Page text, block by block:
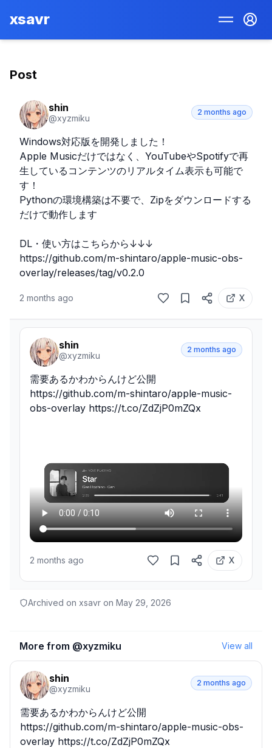
xsavr
Post
shin
@xyzmiku
2 months ago
Windows対応版を開発しました！
Apple Musicだけではなく、YouTubeやSpotifyで再
生しているコンテンツのリアルタイム表示も可能で
す！
Pythonの環境構築は不要で、Zipをダウンロードする
だけで動作します
DL・使い方はこちらから↓↓↓
https://github.com/m-shintaro/apple-music-obs-
overlay/releases/tag/v0.2.0
2 months ago X
shin
@xyzmiku
2 months ago
需要あるかわからんけど公開
https://github.com/m-shintaro/apple-music-
obs-overlay https://t.co/ZdZjP0mZQx
2 months ago X
Archived on xsavr on May 29, 2026
More from @xyzmiku View all
shin
@xyzmiku
2 months ago
需要あるかわからんけど公開
https://github.com/m-shintaro/apple-music-obs-
overlay https://t.co/ZdZjP0mZQx